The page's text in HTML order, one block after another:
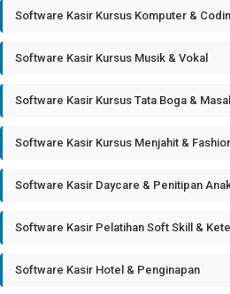
Software Kasir Kursus Komputer &
Software Kasir Kursus Musik & Vokal
Software Kasir Kursus Tata Boga &
Software Kasir Kursus Menjahit &
Software Kasir Daycare & Penitipan
Software Kasir Pelatihan Soft Skill &
Software Kasir Hotel & Penginapan